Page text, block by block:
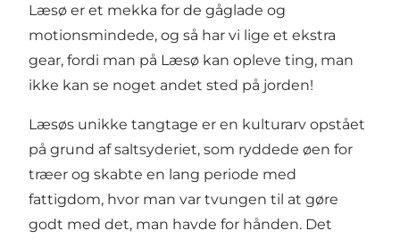
Læsø er et mekka for de gåglade og
motionsmindede, og så har vi lige et ekstra
gear, fordi man på Læsø kan opleve ting, man
ikke kan se noget andet sted på jorden!
Læsøs unikke tangtage er en kulturarv opstået
på grund af saltsyderiet, som ryddede øen for
træer og skabte en lang periode med
fattigdom, hvor man var tvungen til at gøre
godt med det, man havde for hånden. Det